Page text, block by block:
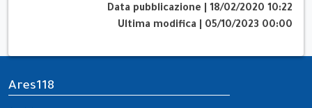
Data pubblicazione
18/02/2020 10:22
Ultima modifica
05/10/2023 00:00
Ares118